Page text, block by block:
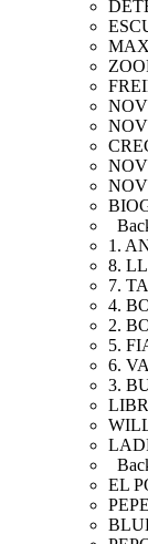
1.
8.
7.
4.
2.
5.
6.
3.
EL